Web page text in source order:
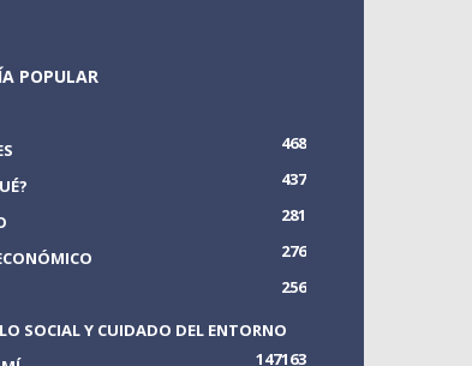
POPULAR
468
437
281
276
256
SOCIAL Y CUIDADO DEL ENTORNO
163
147